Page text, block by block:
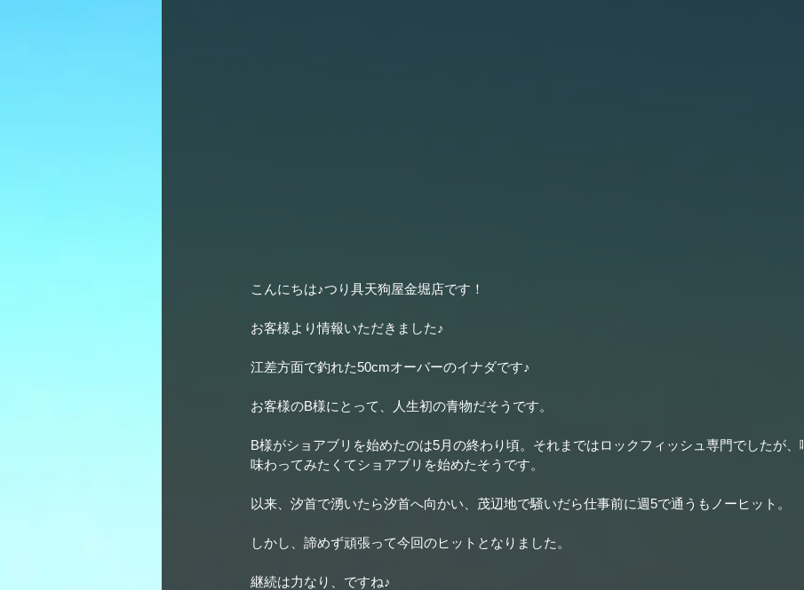
こんにちは♪つり具天狗屋金堀店です！
お客様より情報いただきました♪
江差方面で釣れた50cmオーバーのイナダです♪
お客様のB様にとって、人生初の青物だそうです。
B様がショアブリを始めたのは5月の終わり頃。それまではロックフィッシュ専門でしたが、
味わってみたくてショアブリを始めたそうです。
以来、汐首で湧いたら汐首へ向かい、茂辺地で騒いだら仕事前に週5で通うもノーヒット。
しかし、諦めず頑張って今回のヒットとなりました。
継続は力なり、ですね♪